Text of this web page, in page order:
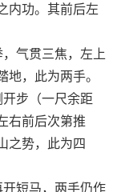
内功。其前后左
气贯三焦，左上
，此为两手。
步（一尺余距
右前后次第推
之势，此为四
短马，两手仍作